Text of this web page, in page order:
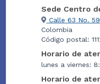
Sede Centro
Calle 63 No.
Colombia
Código postal:
Horario de
lunes a viernes:
Horario de